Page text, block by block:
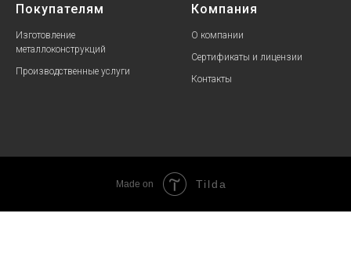
Покупателям
Изготовление
металлоконструкций
Производственные услуги
Компания
О компании
Сертификаты и лицензии
Контакты
Made on Tilda